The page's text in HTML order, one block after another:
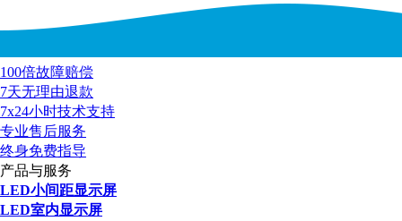
100倍故障赔偿
7天无理由退款
7x24小时技术支持
专业售后服务
终身免费指导
产品与服务
LED小间距显示屏
LED室内显示屏